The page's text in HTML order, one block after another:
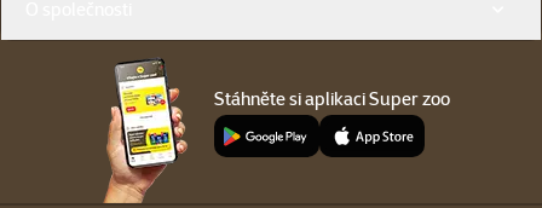
Stáhněte si aplikaci Super zoo